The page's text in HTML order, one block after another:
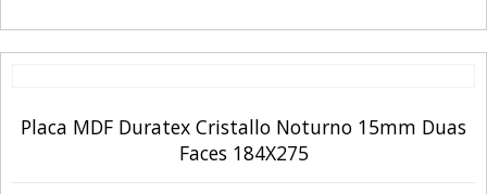
Placa MDF Duratex Cristallo Noturno 15mm Duas
Faces 184X275